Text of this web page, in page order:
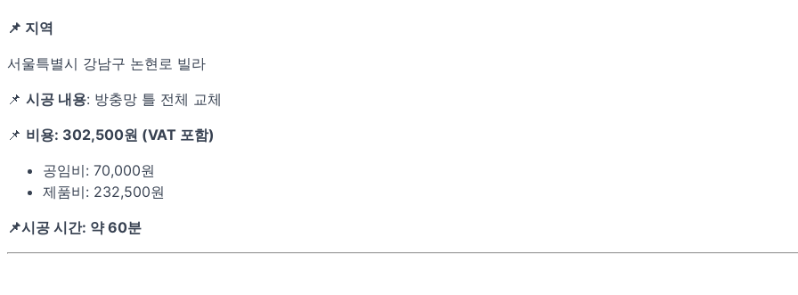
📌 지역
서울특별시 강남구 논현로 빌라
📌 시공 내용: 방충망 틀 전체 교체
📌 비용: 302,500원 (VAT 포함)
공임비: 70,000원
제품비: 232,500원
📌시공 시간: 약 60분